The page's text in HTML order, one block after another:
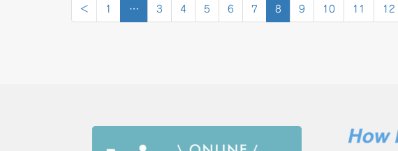
< 1 … 3 4 5 6 7 8 9 10 11 12